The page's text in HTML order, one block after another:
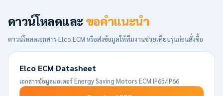
ดาวน์โหลดและขอคำแนะนำ
ดาวน์โหลดเอกสาร Elco ECM หรือส่งข้อมูลให้ทีมงานช่วยเทียบรุ่นก่อนสั่งซื้อ
Elco ECM Datasheet
เอกสารข้อมูลมอเตอร์ Energy Saving Motors ECM IP65/IP66